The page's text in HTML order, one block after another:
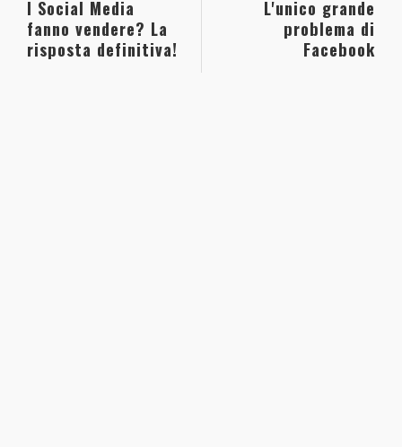
L'unico grande
problema di
Facebook
I Social Media
fanno vendere? La
risposta definitiva!